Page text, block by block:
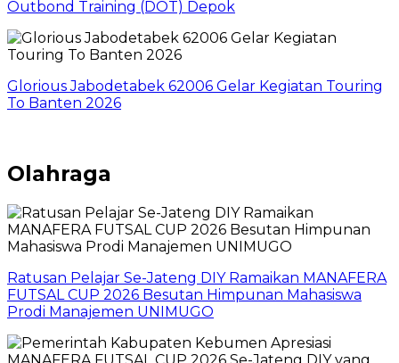
Outbond Training (DOT) Depok
Glorious Jabodetabek 62006 Gelar Kegiatan Touring
To Banten 2026
Olahraga
Ratusan Pelajar Se-Jateng DIY Ramaikan MANAFERA
FUTSAL CUP 2026 Besutan Himpunan Mahasiswa
Prodi Manajemen UNIMUGO